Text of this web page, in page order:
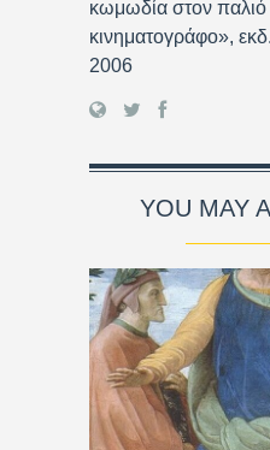
κωμωδία στον παλιό
κινηματογράφο»,
2006
YOU MAY